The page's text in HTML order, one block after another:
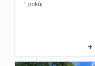
1 pokój